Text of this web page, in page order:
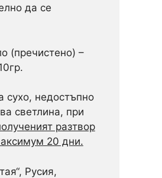
да се
(пречистено) –
сухо, недостъпно
светлина, при
разтвор
20 дни.
Русия,